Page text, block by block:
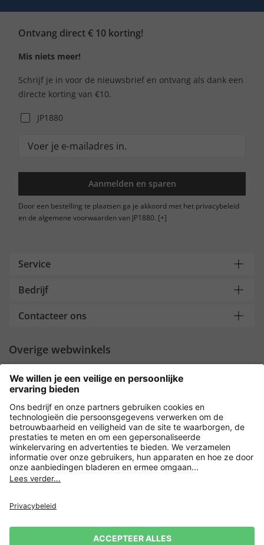
Ontvang direct € 10 korting!
Mis niets meer!
Schrijf je in voor de nieuwsbrief en ontvang als dank een
directe korting van €10.
JP1880
Aanmelden en sparen
Door een bestelling te plaatsen ga je akkoord met het privacybeleid
en de algemene voorwaarden van JP1880. [+]
Service
Bedrijf
Contacteer ons
Overige webwinkels
Nederland
Payment and Delivery
Versleuteling met
Verkoopvoorwaarden
Leveringsvoorwaarden